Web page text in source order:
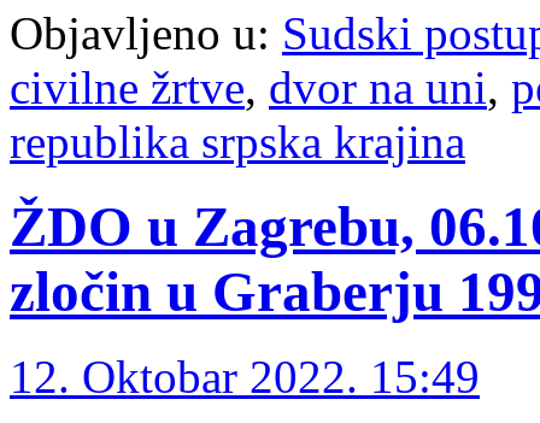
Objavljeno u: Sudski
civilne žrtve, dvor na uni,
republika srpska krajina
ŽDO u Zagrebu,
zločin u Graberju
12. Oktobar 2022. 15:49